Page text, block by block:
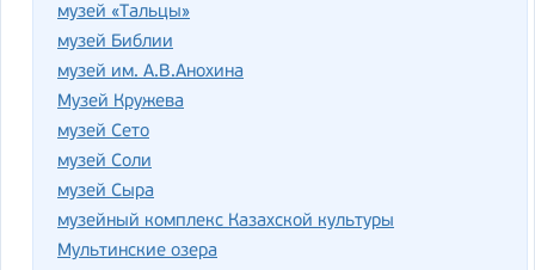
музей «Тальцы»
музей Библии
музей им. А.В.Анохина
Музей Кружева
музей Сето
музей Соли
музей Сыра
музейный комплекс Казахской культуры
Мультинские озера